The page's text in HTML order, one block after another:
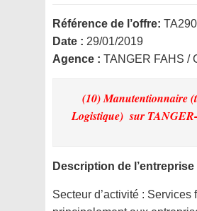
Référence de l’offre:
Date : 29/01/2019
Agence : TANGER FAHS /
(10) Manutentionnaire
Logistique) sur
Description de l’entreprise
Secteur d’activité : Services